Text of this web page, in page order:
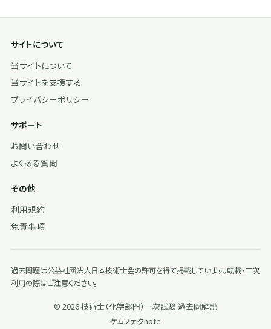
サイトについて
当サイトについて
当サイトを支援する
プライバシーポリシー
サポート
お問い合わせ
よくある質問
その他
利用規約
免責事項
過去問題は公益社団法人日本技術士会の許可を得て掲載しています。転載・二次
利用の際はご注意ください。
© 2026 技術士（化学部門）一次試験 過去問解説
ケムファクnote